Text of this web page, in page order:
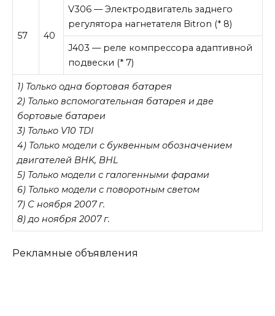
57 40
V306 — Электродвигатель заднего
регулятора нагнетателя Bitron (* 8)
J403 — реле компрессора адаптивной
подвески (* 7)
1) Только одна бортовая батарея
2) Только вспомогательная батарея и две
бортовые батареи
3) Только V10 TDI
4) Только модели с буквенным обозначением
двигателей BHK, BHL
5) Только модели с галогенными фарами
6) Только модели с поворотным светом
7) С ноября 2007 г.
8) до ноября 2007 г.
Рекламные объявления